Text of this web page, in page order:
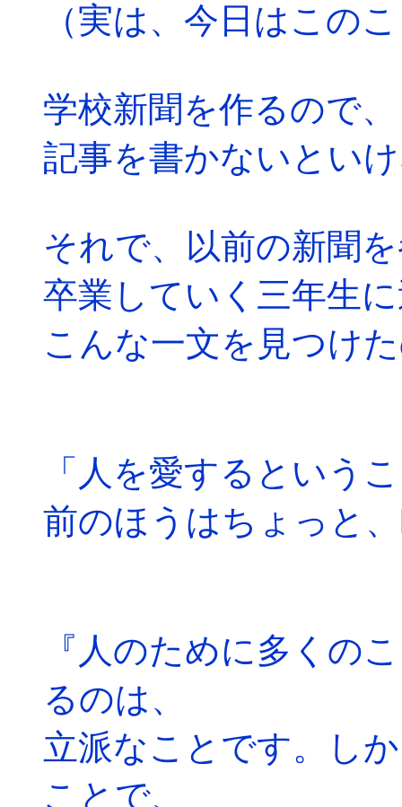
（実は、今日はこの
学校新聞を作るので、
記事を書かないとい
それで、以前の新聞
卒業していく三年生
こんな一文を見つけ
「人を愛するという
前のほうはちょっと
『人のために多くの
るのは、
立派なことです。し
ことで、